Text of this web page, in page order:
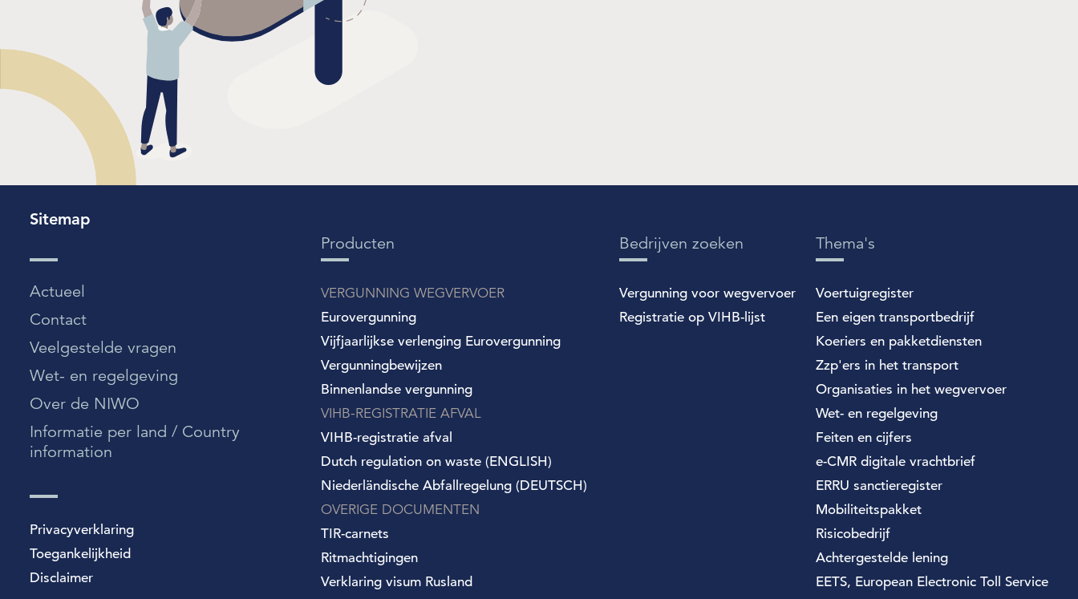
Sitemap
Actueel
Contact
Veelgestelde vragen
Wet- en regelgeving
Over de NIWO
Informatie per land / Country
information
Privacyverklaring
Toegankelijkheid
Disclaimer
Producten
VERGUNNING WEGVERVOER
Eurovergunning
Vijfjaarlijkse verlenging Eurovergunning
Vergunningbewijzen
Binnenlandse vergunning
VIHB-REGISTRATIE AFVAL
VIHB-registratie afval
Dutch regulation on waste (ENGLISH)
Niederländische Abfallregelung (DEUTSCH)
OVERIGE DOCUMENTEN
TIR-carnets
Ritmachtigingen
Verklaring visum Rusland
Bedrijven zoeken
Vergunning voor wegvervoer
Registratie op VIHB-lijst
Thema's
Voertuigregister
Een eigen transportbedrijf
Koeriers en pakketdiensten
Zzp'ers in het transport
Organisaties in het wegvervoer
Wet- en regelgeving
Feiten en cijfers
e-CMR digitale vrachtbrief
ERRU sanctieregister
Mobiliteitspakket
Risicobedrijf
Achtergestelde lening
EETS, European Electronic Toll Service